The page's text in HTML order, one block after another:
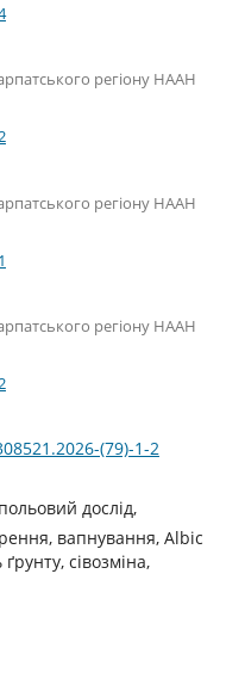
регіону НААН
регіону НААН
регіону НААН
(79)-1-2
дослід,
вапнування, Albic
сівозміна,